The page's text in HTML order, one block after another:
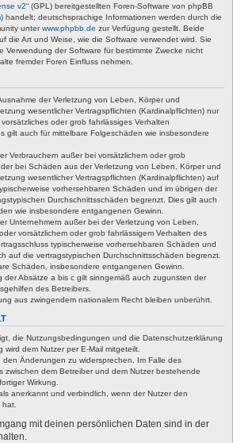
v2“ (GPL) bereitgestellten Foren-Software von phpBB
) handelt; deutschsprachige Informationen werden durch die
unterwww.phpbb.de zur Verfügung gestellt. Beide
die Art und Weise, wie die Software verwendet wird. Sie
Verwendung der Software für bestimmte Zwecke nicht
fremder Foren Einfluss nehmen.
der Verletzung von Leben, Körper und
wesentlicher Vertragspflichten (Kardinalpflichten) nur
oder grob fahrlässiges Verhalten
gilt auch für mittelbare Folgeschäden wie insbesondere
Verbrauchern außer bei vorsätzlichem oder grob
bei Schäden aus der Verletzung von Leben, Körper und
wesentlicher Vertragspflichten (Kardinalpflichten) auf
vorhersehbaren Schäden und im übrigen der
Durchschnittsschäden begrenzt. Dies gilt auch
wie insbesondere entgangenen Gewinn.
Unternehmern außer bei der Verletzung von Leben,
vorsätzlichem oder grob fahrlässigem Verhalten des
typischerweise vorhersehbaren Schäden und
auf die vertragstypischen Durchschnittsschäden begrenzt.
Schäden, insbesondere entgangenen Gewinn.
der Absätze a bis c gilt sinngemäß auch zugunsten der
des Betreibers.
aus zwingendem nationalem Recht bleiben unberührt.
die Nutzungsbedingungen und die Datenschutzerklärung
dem Nutzer per E-Mail mitgeteilt.
den Änderungen zu widersprechen. Im Falle des
zwischen dem Betreiber und dem Nutzer bestehende
Wirkung.
anerkannt und verbindlich, wenn der Nutzer den
mit deinen persönlichen Daten sind in der